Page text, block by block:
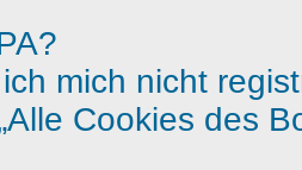
mich nicht
Cookies des